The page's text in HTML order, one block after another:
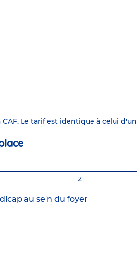
Le tarif est identique à celui
2
au sein du foyer